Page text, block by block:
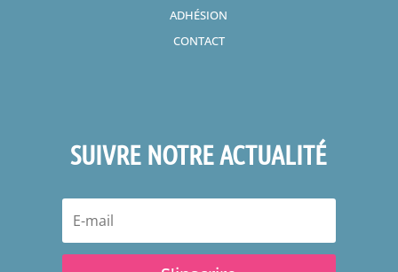
ADHÉSION
CONTACT
SUIVRE NOTRE ACTUALITÉ